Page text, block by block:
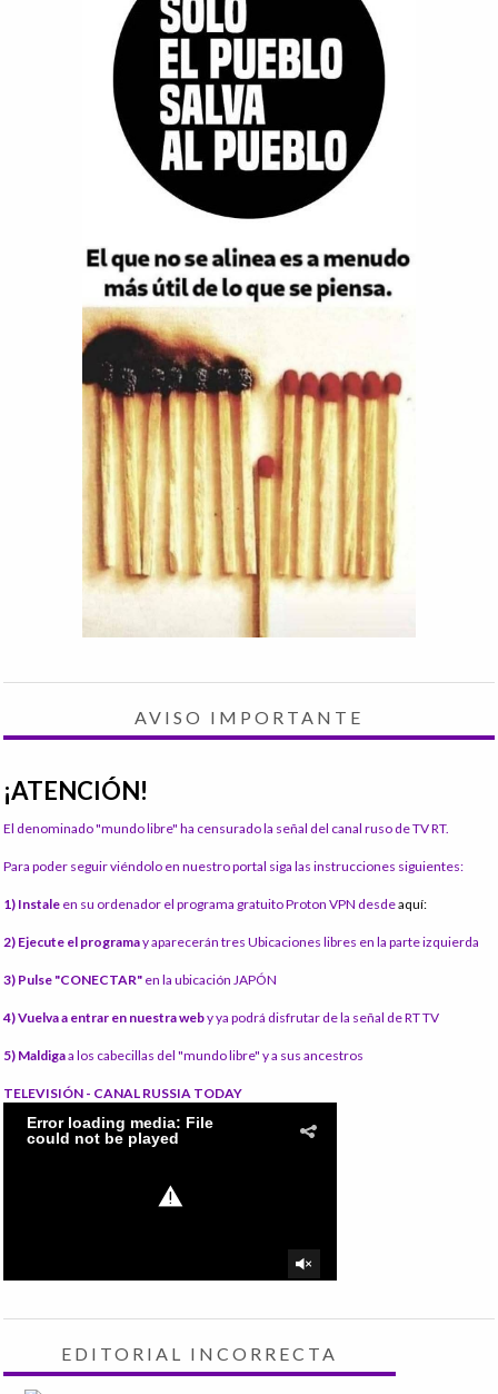
AVISO IMPORTANTE
¡ATENCIÓN!
El denominado "mundo libre" ha censurado la señal del canal ruso de TV RT.
Para poder seguir viéndolo en nuestro portal siga las instrucciones siguientes:
1) Instale en su ordenador el programa gratuito Proton VPN desdeaquí:
2) Ejecute el programay aparecerán tres Ubicaciones libres en la parte izquierda
3) Pulse "CONECTAR" en la ubicación JAPÓN
4) Vuelva a entrar en nuestra weby ya podrá disfrutar de la señal de RT TV
5) Maldigaa los cabecillas del "mundo libre" y a sus ancestros
TELEVISIÓN - CANAL RUSSIA TODAY
EDITORIAL INCORRECTA